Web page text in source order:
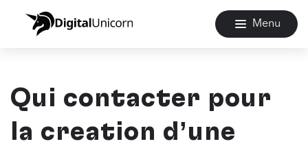
Menu
Qui contacter pour
la création d’une